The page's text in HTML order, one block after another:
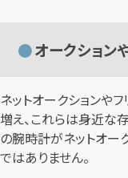
オークション
ネットオークションや
増え、これらは身近な
の腕時計がネットオー
ではありません。